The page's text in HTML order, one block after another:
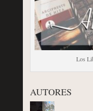
Los
AUTORES